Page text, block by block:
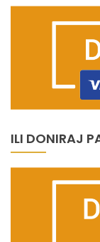
ILI DONIRAJ